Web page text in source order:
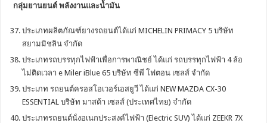
กลุ่มยานยนต์ พลังงานและน้ำมัน
ประเภทผลิตภัณฑ์ยางรถยนต์ได้แก่ MICHELIN PRIMACY 5 บริษัท
สยามมิชลิน จำกัด
ประเภทรถบรรทุกไฟฟ้าเพื่อการพาณิชย์ ได้แก่ รถบรรทุกไฟฟ้า 4 ล้อ
ไม่ติดเวลา e Miler iBlue 65 บริษัท ซีพี โฟตอน เซลส์ จำกัด
ประเภท รถยนต์ครอสโอเวอร์เอสยูวี ได้แก่ NEW MAZDA CX-30
ESSENTIAL บริษัท มาสด้า เซลส์ (ประเทศไทย) จำกัด
ประเภทรถยนต์นั่งอเนกประสงค์ไฟฟ้า (Electric SUV) ได้แก่ ZEEKR 7X